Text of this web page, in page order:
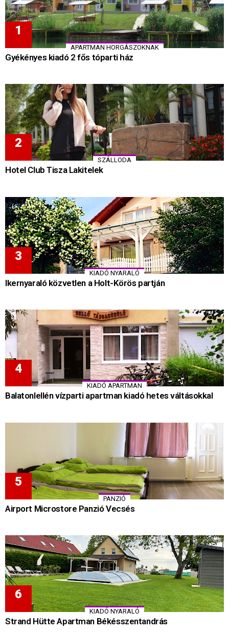
APARTMAN HORGÁSZOKNAK
Gyékényes kiadó 2 fős tóparti ház
SZÁLLODA
Hotel Club Tisza Lakitelek
KIADÓ NYARALÓ
Ikernyaraló közvetlen a Holt-Körös partján
KIADÓ APARTMAN
Balatonlellén vízparti apartman kiadó hetes váltásokkal
PANZIÓ
Airport Microstore Panzió Vecsés
KIADÓ NYARALÓ
Strand Hütte Apartman Békésszentandrás